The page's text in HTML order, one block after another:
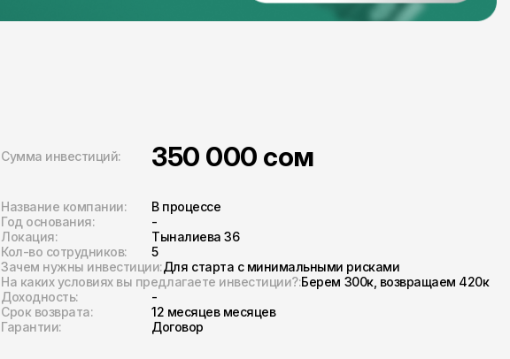
Сумма инвестиций: 350 000 сом
Название компании:
В процессе
Год основания:
-
Локация:
Тыналиева 36
Кол-во сотрудников:
5
Зачем нужны инвестиции:Для старта с минимальными рисками
На каких условиях вы предлагаете инвестиции?:Берем 300к, возвращаем 420к
Доходность:
-
Срок возврата:
12 месяцев месяцев
Гарантии:
Договор